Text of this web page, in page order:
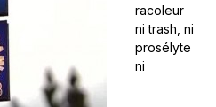
racoleur
ni trash, ni
prosélyte
ni